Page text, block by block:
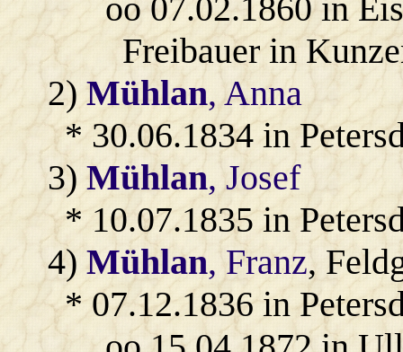
oo 07.02.1860 in
Freibauer in
2)Mühlan, Anna
* 30.06.1834 in
3)Mühlan, Josef
* 10.07.1835 in
4)Mühlan, Franz,
* 07.12.1836 in